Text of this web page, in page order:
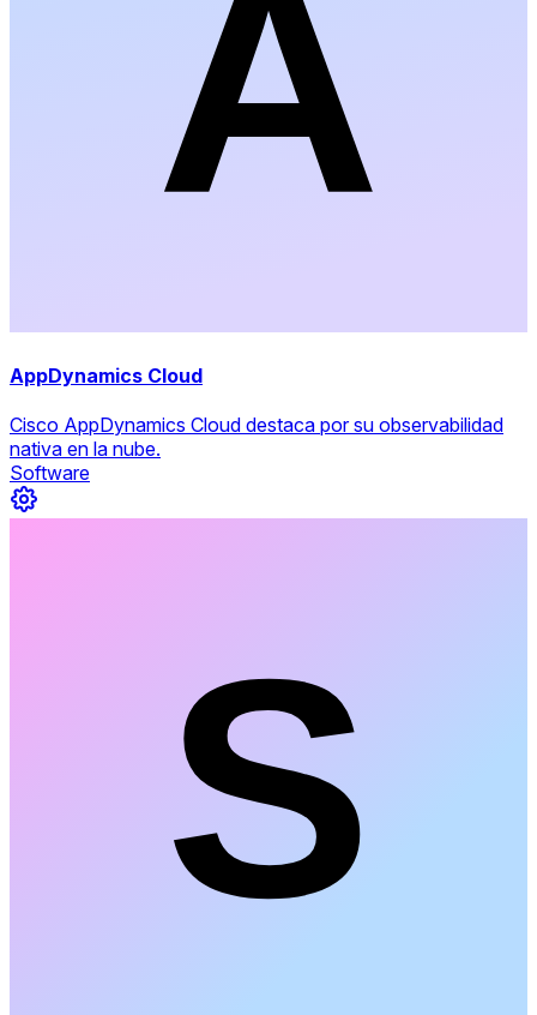
AppDynamics Cloud
Cisco AppDynamics Cloud destaca por su observabilidad
nativa en la nube.
Software